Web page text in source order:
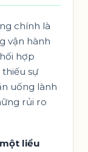
chính là
vận hành
hợp
sự
uống lành
rủi ro
liều